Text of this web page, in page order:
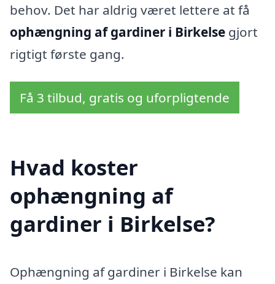
behov. Det har aldrig været lettere at få
ophængning af gardiner i Birkelse gjort
rigtigt første gang.
Få 3 tilbud, gratis og uforpligtende
Hvad koster
ophængning af
gardiner i Birkelse?
Ophængning af gardiner i Birkelse kan